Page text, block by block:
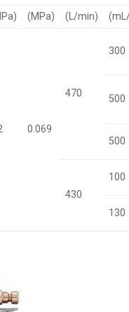
(MPa) (L/min)
0.069
470
300
500
500
430
100
130